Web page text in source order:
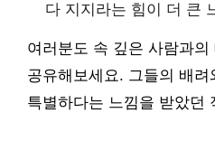
다 지지라는 힘이 더 큰
여러분도 속 깊은 사람과
공유해보세요. 그들의 배
특별하다는 느낌을 받았던